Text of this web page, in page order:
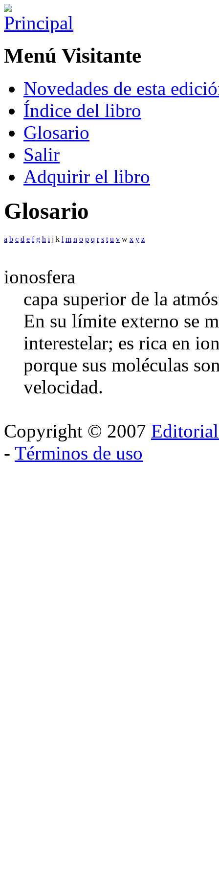
Menú Visitante
Novedades de esta
Índice del libro
Glosario
Salir
Adquirir el libro
Glosario
a b c d e f g h i j k l m n o p q r s t u v w x y z
ionosfera
capa superior de la
En su límite externo se
interestelar; es rica en
porque sus moléculas
velocidad.
Copyright © 2007
- Términos de uso